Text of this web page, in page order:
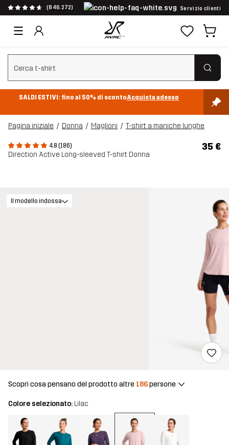
(846.272) Servizio clienti
Cancella ricerca
SALDI ESTIVI: fino al 50% di scontoAcquista adesso
Pagina iniziale Donna Maglioni T-shirt a maniche lunghe
4.8 (186)
Direction Active Long-sleeved T-shirt Donna
35 €
Il modello indossa
Scopri cosa pensano del prodotto altre 186persone
Colore selezionato: Lilac